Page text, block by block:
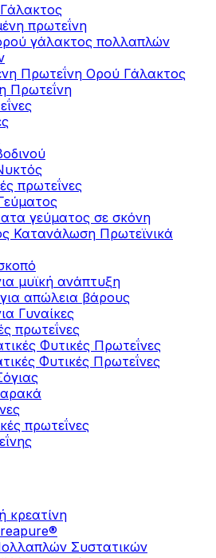
πρωτεΐνη
γάλακτος πολλαπλών
Πρωτεΐνη Ορού Γάλακτος
Πρωτεΐνη
πρωτεΐνες
γεύματος σε σκόνη
Κατανάλωση Πρωτεϊνικά
μυϊκή ανάπτυξη
απώλεια βάρους
Γυναίκες
πρωτεΐνες
Φυτικές Πρωτεΐνες
Φυτικές Πρωτεΐνες
πρωτεΐνες
κρεατίνη
Συστατικών